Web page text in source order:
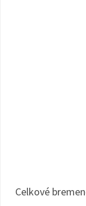
Celkové